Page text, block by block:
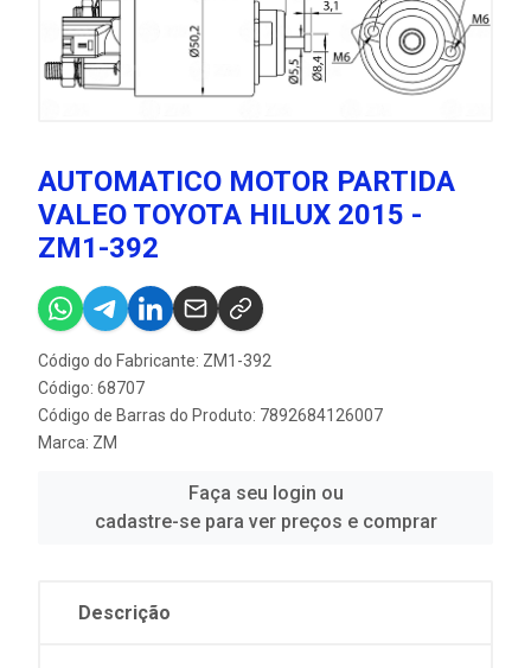
AUTOMATICO MOTOR PARTIDA
VALEO TOYOTA HILUX 2015 -
ZM1-392
Código do Fabricante: ZM1-392
Código: 68707
Código de Barras do Produto: 7892684126007
Marca: ZM
Faça seu login ou
cadastre-se para ver preços e comprar
Descrição